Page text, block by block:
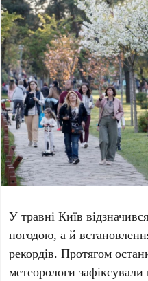
У травні Київ
погодою, а й
рекордів. Протягом
метеорологи